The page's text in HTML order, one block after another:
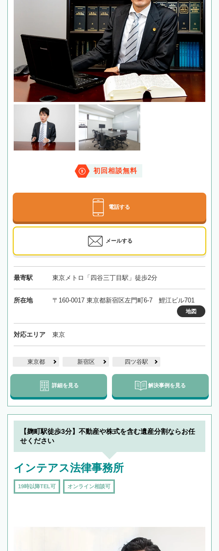
初回相談無料
電話する
メールする
最寄駅 東京メトロ「四谷三丁目駅」徒歩2分
所在地 〒160-0017 東京都新宿区左門町6-7 鯉江ビル701
地図
対応エリア 東京
東京都 新宿区 四ツ谷駅
詳細を見る 解決事例を見る
【麹町駅徒歩3分】不動産や株式を含む遺産分割ならお任
せください
インテアス法律事務所
19時以降TEL可 オンライン相談可